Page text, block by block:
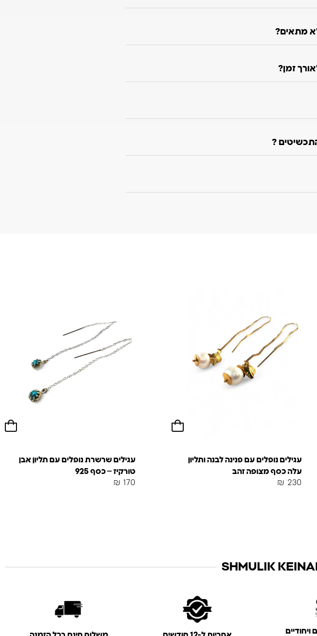
מתאים?
זמן?
?
עגילים נופלים עם פנינה לבנה ותליון
עלה כסף מצופה זהב
₪ 230
עגילים שרשרת נופלים עם תליון אבן
טורקיז – כסף 925
₪ 170
SHMULIK
ויחודיים